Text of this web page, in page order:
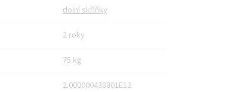
dolní skříňky
2 roky
75 kg
2.000000438801E12